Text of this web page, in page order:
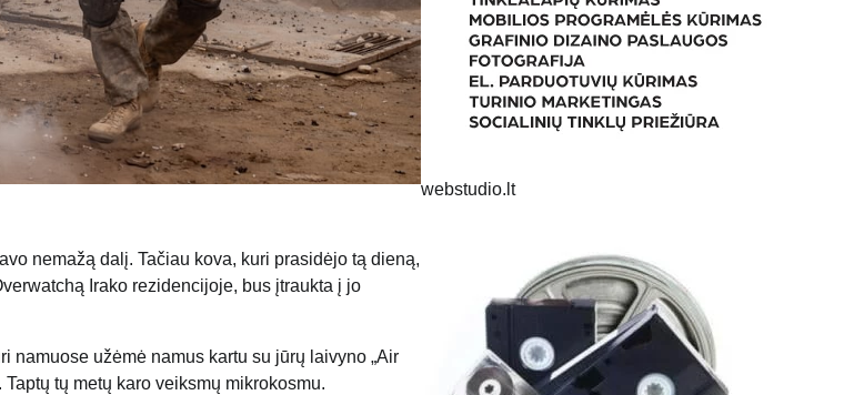
nemažą dalį. Tačiau kova, kuri prasidėjo tą dieną,
Irako rezidencijoje, bus įtraukta į jo
namuose užėmė namus kartu su jūrų laivyno „Air
tų metų karo veiksmų mikrokosmu.
webstudio.lt